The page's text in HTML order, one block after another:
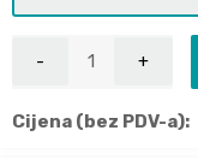
Cijena (bez PDV-a):